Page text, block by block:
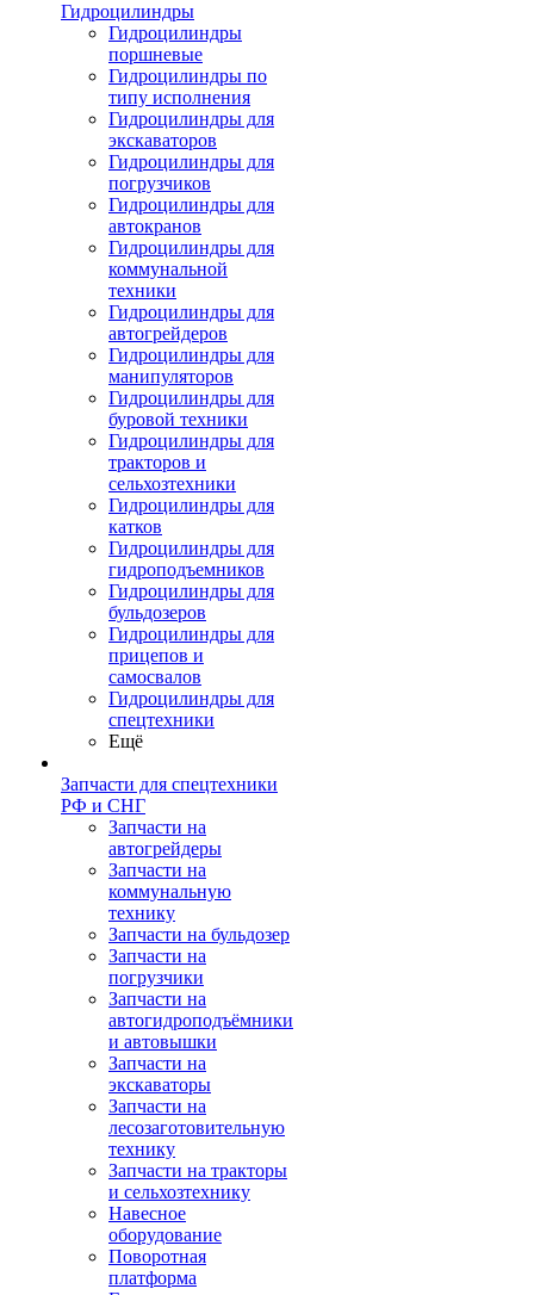
Гидроцилиндры
Гидроцилиндры
поршневые
Гидроцилиндры по
типу исполнения
Гидроцилиндры для
экскаваторов
Гидроцилиндры для
погрузчиков
Гидроцилиндры для
автокранов
Гидроцилиндры для
коммунальной
техники
Гидроцилиндры для
автогрейдеров
Гидроцилиндры для
манипуляторов
Гидроцилиндры для
буровой техники
Гидроцилиндры для
тракторов и
сельхозтехники
Гидроцилиндры для
катков
Гидроцилиндры для
гидроподъемников
Гидроцилиндры для
бульдозеров
Гидроцилиндры для
прицепов и
самосвалов
Гидроцилиндры для
спецтехники
Ещё
Запчасти для спецтехники
РФ и СНГ
Запчасти на
автогрейдеры
Запчасти на
коммунальную
технику
Запчасти на бульдозер
Запчасти на
погрузчики
Запчасти на
автогидроподъёмники
и автовышки
Запчасти на
экскаваторы
Запчасти на
лесозаготовительную
технику
Запчасти на тракторы
и сельхозтехнику
Навесное
оборудование
Поворотная
платформа